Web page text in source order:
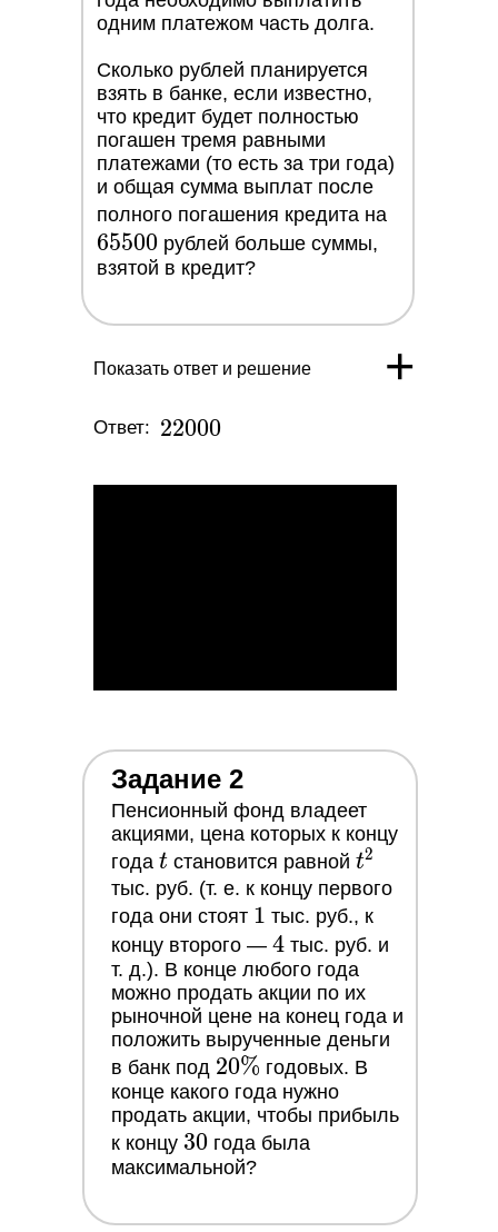
одним платежом часть долга.
Сколько рублей планируется
взять в банке, если известно,
что кредит будет полностью
погашен тремя равными
платежами (то есть за три года)
и общая сумма выплат после
полного погашения кредита на
65500 рублей больше суммы,
взятой в кредит?
Показать ответ и решение +
Ответ: 22
22000
Задание 2
Пенсионный фонд владеет
акциями, цена которых к концу
года t
t становится равной t^2
t2
тыс. руб. (т. е. к концу первого
года они стоят 1
1 тыс. руб., к
концу второго — 4
4 тыс. руб. и
т. д.). В конце любого года
можно продать акции по их
рыночной цене на конец года и
положить вырученные деньги
в банк под 20\%
20% годовых. В
конце какого года нужно
продать акции, чтобы прибыль
к концу 30
30 года была
максимальной?